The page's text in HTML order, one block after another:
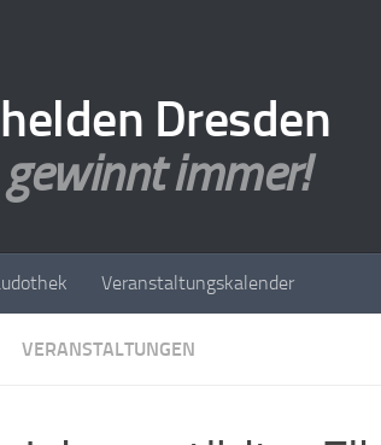
Dresden
immer!
Veranstaltungskalender
VERANSTALTUNGEN